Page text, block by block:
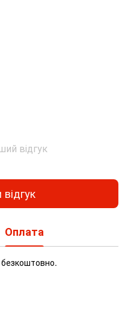
відгук
Оплата